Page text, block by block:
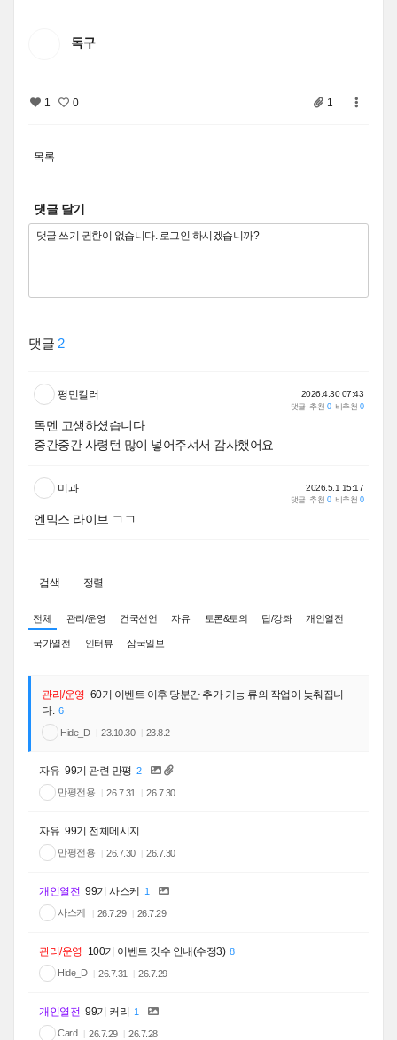
독구
1 0 1
목록
댓글 달기
댓글 2
평민킬러 2026.4.30 07:43
댓글 추천 0 비추천 0
독멘 고생하셨습니다
중간중간 사령턴 많이 넣어주셔서 감사했어요
미과 2026.5.1 15:17
댓글 추천 0 비추천 0
엔믹스 라이브 ㄱㄱ
검색 정렬
전체 관리/운영 건국선언 자유 토론&토의 팁/강좌 개인열전
국가열전 인터뷰 삼국일보
관리/운영 60기 이벤트 이후 당분간 추가 기능 류의 작업이 늦춰집니
다. 6
Hide_D 23.10.30 23.8.2
자유 99기 관련 만평 2
만평전용
26.7.31 26.7.30
자유 99기 전체메시지
만평전용 26.7.30 26.7.30
개인열전 99기 사스케
1
사스케
26.7.29 26.7.29
관리/운영 100기 이벤트 깃수 안내(수정3) 8
Hide_D 26.7.31 26.7.29
개인열전 99기 커리 1
Card 26.7.29 26.7.28